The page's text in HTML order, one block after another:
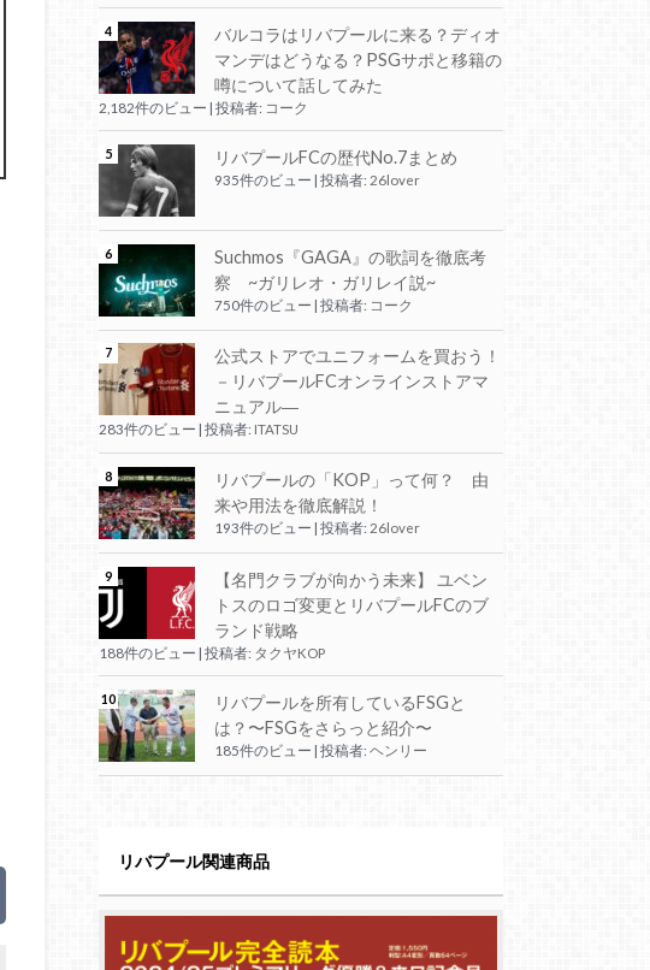
バルコラはリバプールに来る？ディオ
マンデはどうなる？PSGサポと移籍の
噂について話してみた
2,182件のビュー | 投稿者: コーク
リバプールFCの歴代No.7まとめ
935件のビュー 投稿者: 26lover
Suchmos『GAGA』の歌詞を徹底考
察 ~ガリレオ・ガリレイ説~
750件のビュー | 投稿者: コーク
公式ストアでユニフォームを買おう！
－リバプールFCオンラインストアマ
ニュアル―
283件のビュー 投稿者: ITATSU
リバプールの「KOP」って何？ 由
来や用法を徹底解説！
193件のビュー | 投稿者: 26lover
【名門クラブが向かう未来】 ユベン
トスのロゴ変更とリバプールFCのブ
ランド戦略
188件のビュー | 投稿者: タクヤKOP
リバプールを所有しているFSGと
は？〜FSGをさらっと紹介〜
185件のビュー 投稿者: ヘンリー
リバプール関連商品